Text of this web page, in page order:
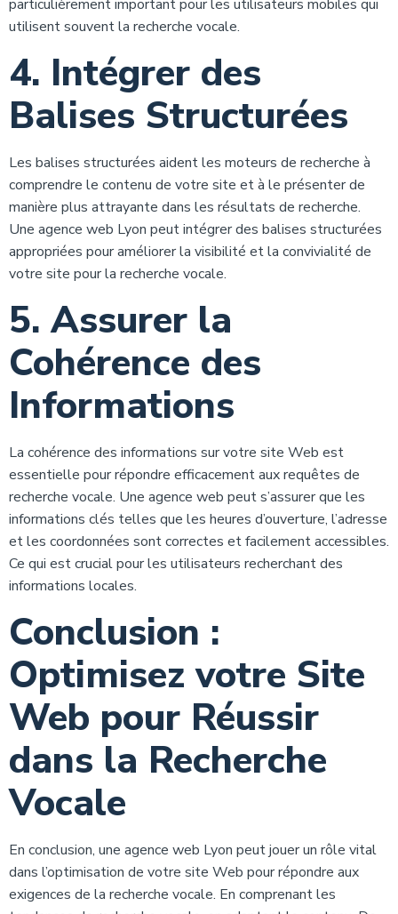
particulièrement important pour les utilisateurs mobiles qui
utilisent souvent la recherche vocale.
4. Intégrer des
Balises Structurées
Les balises structurées aident les moteurs de recherche à
comprendre le contenu de votre site et à le présenter de
manière plus attrayante dans les résultats de recherche.
Une agence web Lyon peut intégrer des balises structurées
appropriées pour améliorer la visibilité et la convivialité de
votre site pour la recherche vocale.
5. Assurer la
Cohérence des
Informations
La cohérence des informations sur votre site Web est
essentielle pour répondre efficacement aux requêtes de
recherche vocale. Une agence web peut s’assurer que les
informations clés telles que les heures d’ouverture, l’adresse
et les coordonnées sont correctes et facilement accessibles.
Ce qui est crucial pour les utilisateurs recherchant des
informations locales.
Conclusion :
Optimisez votre Site
Web pour Réussir
dans la Recherche
Vocale
En conclusion, une agence web Lyon peut jouer un rôle vital
dans l’optimisation de votre site Web pour répondre aux
exigences de la recherche vocale. En comprenant les